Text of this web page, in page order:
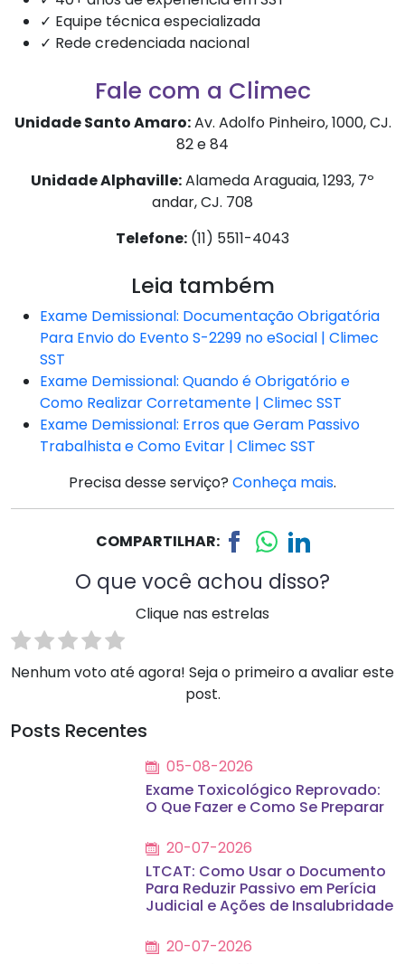
✓ Equipe técnica especializada
✓ Rede credenciada nacional
Fale com a Climec
Unidade Santo Amaro:Av. Adolfo Pinheiro, 1000, CJ.
82 e 84
Unidade Alphaville:Alameda Araguaia, 1293, 7º
andar, CJ. 708
Telefone: (11) 5511-4043
Leia também
Exame Demissional: Documentação Obrigatória
Para Envio do Evento S-2299 no eSocial | Climec
SST
Exame Demissional: Quando é Obrigatório e
Como Realizar Corretamente | Climec SST
Exame Demissional: Erros que Geram Passivo
Trabalhista e Como Evitar | Climec SST
Precisa desse serviço? Conheça mais.
COMPARTILHAR:
O que você achou disso?
Clique nas estrelas
Nenhum voto até agora! Seja o primeiro a avaliar este
post.
Posts Recentes
05-08-2026
Exame Toxicológico Reprovado:
O Que Fazer e Como Se Preparar
20-07-2026
LTCAT: Como Usar o Documento
Para Reduzir Passivo em Perícia
Judicial e Ações de Insalubridade
20-07-2026